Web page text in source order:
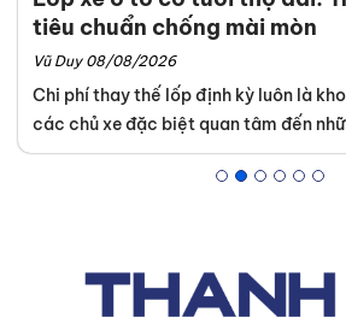
tiêu chuẩn chống mài mòn
Vũ Duy 08/08/2026
Chi phí thay thế lốp định kỳ luôn là
các chủ xe đặc biệt quan tâm đến
tuổi thọ dài. Tại hệ thống trung tâm
, chúng tôi luôn phân tích kỹ
chính xác giúp quý khách tự tin tìm